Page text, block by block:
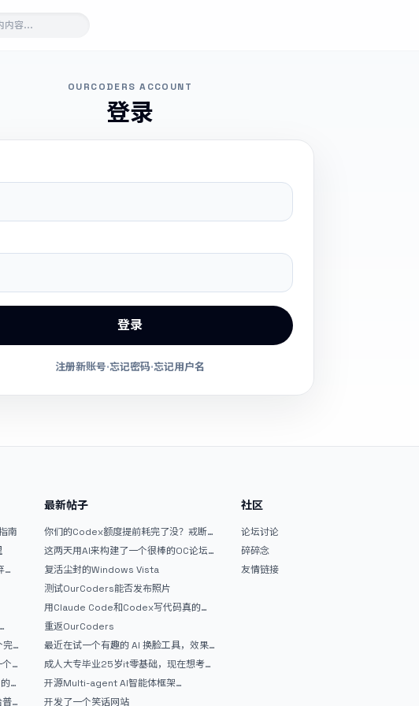
OURCODERS ACCOUNT
登录
登录
注册新账号·忘记密码·忘记用户名
南
完
完
普
最新帖子
你们的Codex额度提前耗完了没？戒断
反应如何？
这两天用AI来构建了一个很棒的OC论坛
精华区
复活尘封的Windows Vista
测试OurCoders能否发布照片
用Claude Code和Codex写代码真的
爽，但是App怎么挣钱还是很难啊
重返OurCoders
最近在试一个有趣的 AI 换脸工具，效果
挺不错
成人大专毕业25岁it零基础，现在想考软
件设计师，有什么好的建议吗，谢谢！
开源Multi-agent AI智能体框架
aevatar.ai，欢迎大家贡献代码
开发了一个笑话网站
社区
论坛讨论
碎碎念
友情链接